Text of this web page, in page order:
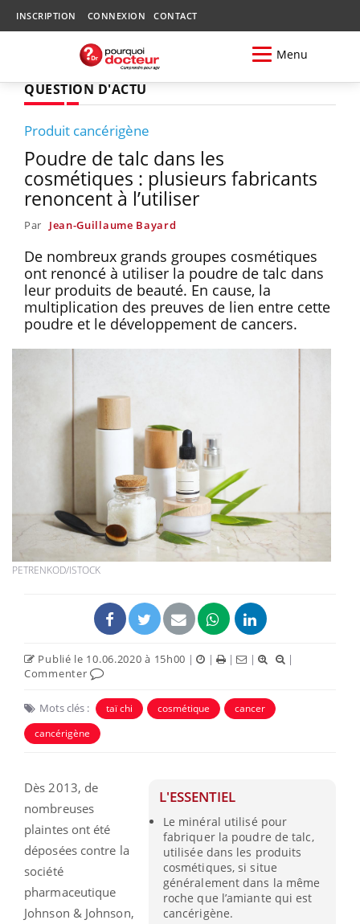
INSCRIPTION CONNEXION CONTACT
Menu
QUESTION D'ACTU
Produit cancérigène
Poudre de talc dans les
cosmétiques : plusieurs fabricants
renoncent à l’utiliser
Par Jean-Guillaume Bayard
De nombreux grands groupes cosmétiques
ont renoncé à utiliser la poudre de talc dans
leur produits de beauté. En cause, la
multiplication des preuves de lien entre cette
poudre et le développement de cancers.
PETRENKOD/ISTOCK
Publié le 10.06.2020 à 15h00 | | | |
|
Commenter
Mots clés : taï chi cosmétique
cancer
cancérigène
L'ESSENTIEL
Le minéral utilisé pour
fabriquer la poudre de talc,
utilisée dans les produits
cosmétiques, si situe
généralement dans la même
roche que l’amiante qui est
cancérigène.
Dès 2013, de
nombreuses
plaintes ont été
déposées contre la
société
pharmaceutique
Johnson & Johnson,